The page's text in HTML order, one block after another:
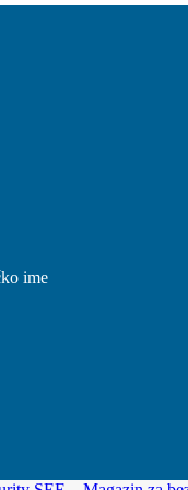
ime